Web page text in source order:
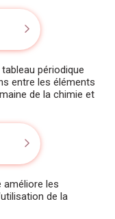
périodique
entre les éléments
de la chimie et
améliore les
de la